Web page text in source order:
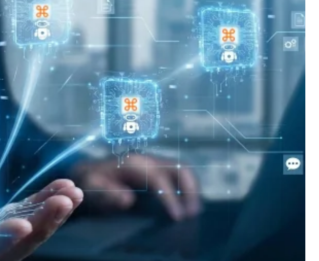
Каква е разликата между популярните
AI системи и истинските AI агенти за
бизнеса?
Изкуственият интелект е полезен за бизнеса само когато
познава контекста, работи с реални данни и спазва правилата
на организацията. Затова бъдещето не е в универсалния AI, а в
AI агенти, интегрирани в самата система за управление.
Прочети повече
20/03/2026